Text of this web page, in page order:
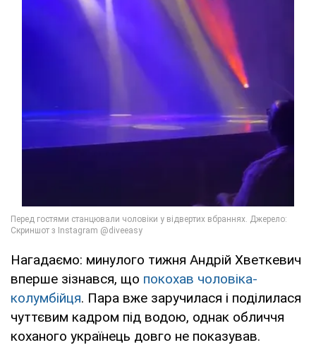
Нагадаємо: минулого тижня Андрій Хветкевич
вперше зізнався, що покохав чоловіка-
колумбійця. Пара вже заручилася і поділилася
чуттєвим кадром під водою, однак обличчя
коханого українець довго не показував.